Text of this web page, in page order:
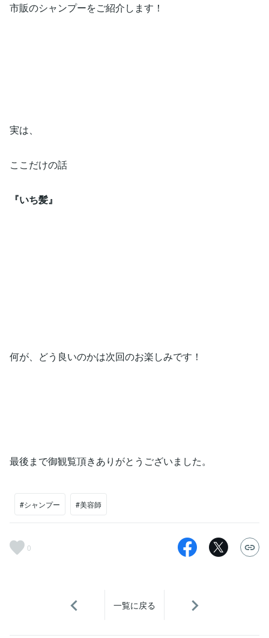
市販のシャンプーをご紹介します！
実は、
ここだけの話
『いち髪』​
何が、どう良いのかは次回のお楽しみです！
最後まで御観覧頂きありがとうございました。
#シャンプー #美容師
0
一覧に戻る